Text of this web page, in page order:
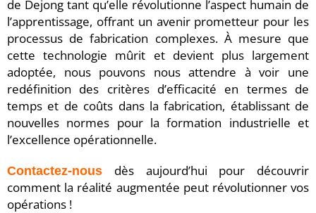
de Dejong tant qu’elle révolutionne l’aspect humain de
l’apprentissage, offrant un avenir prometteur pour les
processus de fabrication complexes. À mesure que
cette technologie mûrit et devient plus largement
adoptée, nous pouvons nous attendre à voir une
redéfinition des critères d’efficacité en termes de
temps et de coûts dans la fabrication, établissant de
nouvelles normes pour la formation industrielle et
l’excellence opérationnelle.
Contactez-nous dès aujourd’hui pour découvrir
comment la réalité augmentée peut révolutionner vos
opérations !